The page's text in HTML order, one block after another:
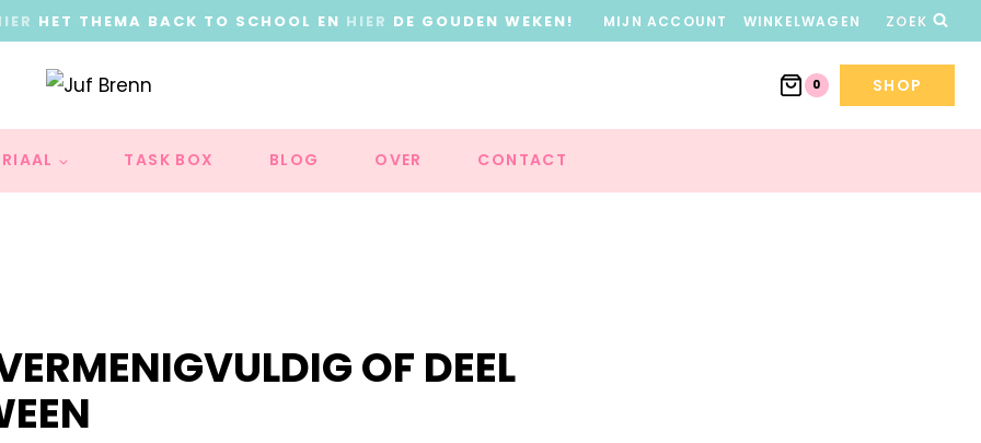
HET THEMA BACK TO SCHOOL EN HIER DE GOUDEN WEKEN! MIJN ACCOUNT WINKELWAGEN ZOEK
0 SHOP
TASK BOX BLOG OVER CONTACT
OF DEEL